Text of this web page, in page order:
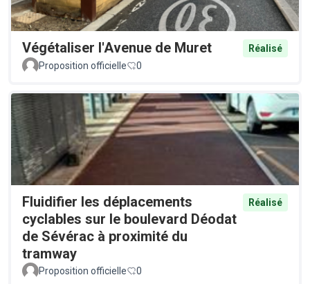
Végétaliser l'Avenue de Muret
Réalisé
Proposition officielle
0
Fluidifier les déplacements
cyclables sur le boulevard Déodat
de Sévérac à proximité du
tramway
Réalisé
Proposition officielle 0